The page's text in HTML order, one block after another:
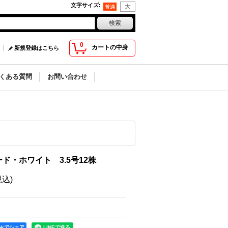
文字サイズ:
0 カートの中身
新規登録はこちら
ある質問 お問い合わせ
ド・ホワイト 3.5号12株
込)